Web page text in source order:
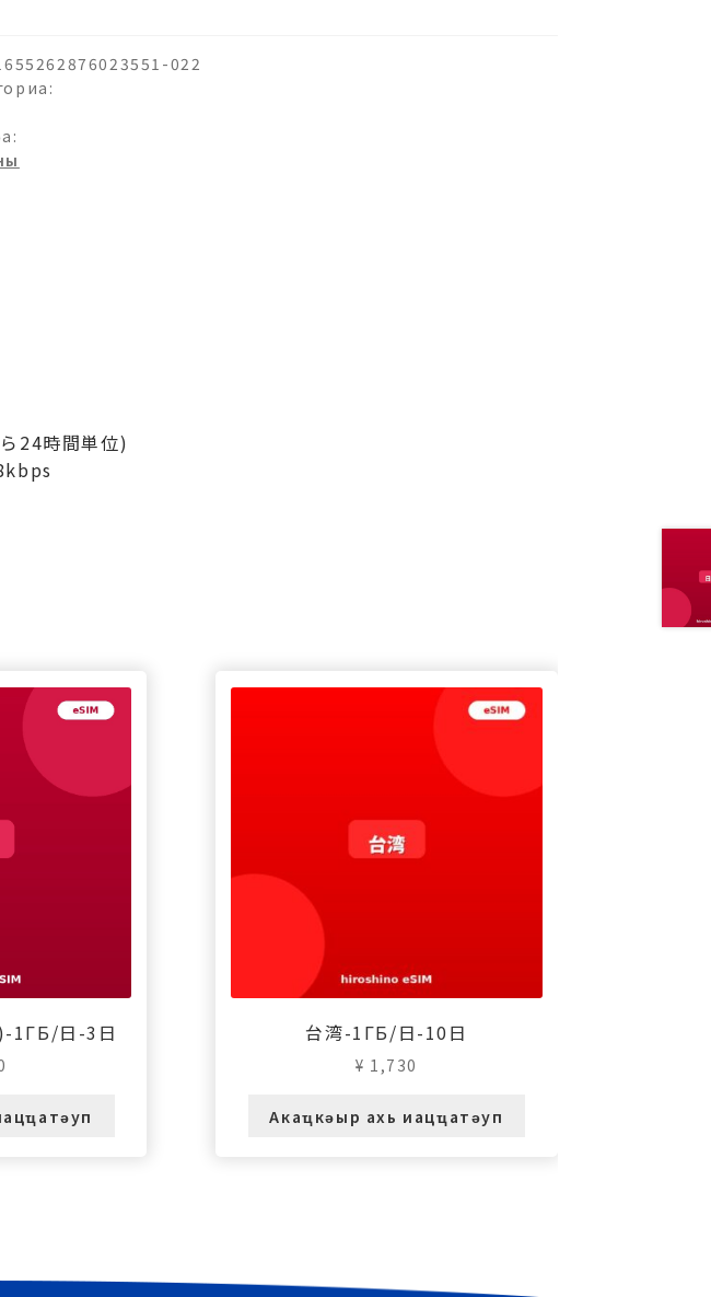
022
24時間単位)
1ГБ/日-3日 台湾-1ГБ/日-10日
¥ 1,730
Акаҵкәыр ахь иацҵатәуп